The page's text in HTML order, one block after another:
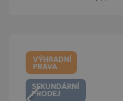
VÝHRADNÍ
PRÁVA
SEKUNDÁRNÍ
PRODEJ